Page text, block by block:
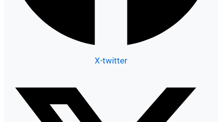
X-twitter